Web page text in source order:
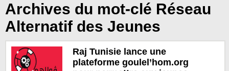
Archives du mot-clé Réseau
Alternatif des Jeunes
Raj Tunisie lance une
plateforme goulel’hom.org